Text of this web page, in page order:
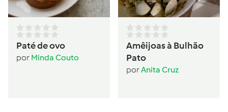
Paté de ovo
por Minda Couto
Amêijoas à Bulhão
Pato
porAnita Cruz